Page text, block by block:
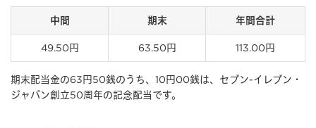
中間 期末 年間合計
49.50円 63.50円 113.00円
期末配当金の63円50銭のうち、10円00銭は、セブン-イレブン・
ジャパン創立50周年の記念配当です。